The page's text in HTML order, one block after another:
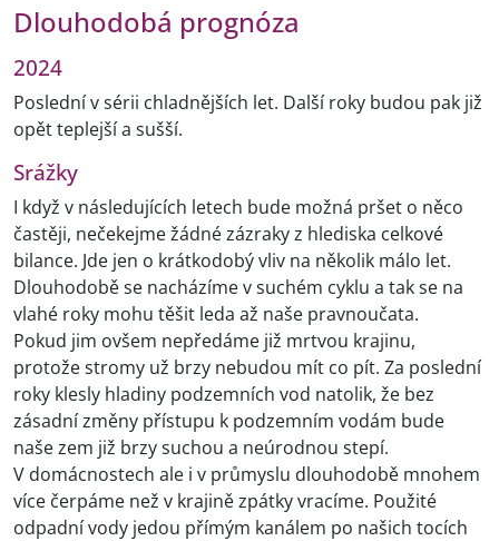
Dlouhodobá prognóza
2024
Poslední v sérii chladnějších let. Další roky budou pak již
opět teplejší a sušší.
Srážky
I když v následujících letech bude možná pršet o něco
častěji, nečekejme žádné zázraky z hlediska celkové
bilance. Jde jen o krátkodobý vliv na několik málo let.
Dlouhodobě se nacházíme v suchém cyklu a tak se na
vlahé roky mohu těšit leda až naše pravnoučata.
Pokud jim ovšem nepředáme již mrtvou krajinu,
protože stromy už brzy nebudou mít co pít. Za poslední
roky klesly hladiny podzemních vod natolik, že bez
zásadní změny přístupu k podzemním vodám bude
naše zem již brzy suchou a neúrodnou stepí.
V domácnostech ale i v průmyslu dlouhodobě mnohem
více čerpáme než v krajině zpátky vracíme. Použité
odpadní vody jedou přímým kanálem po našich tocích